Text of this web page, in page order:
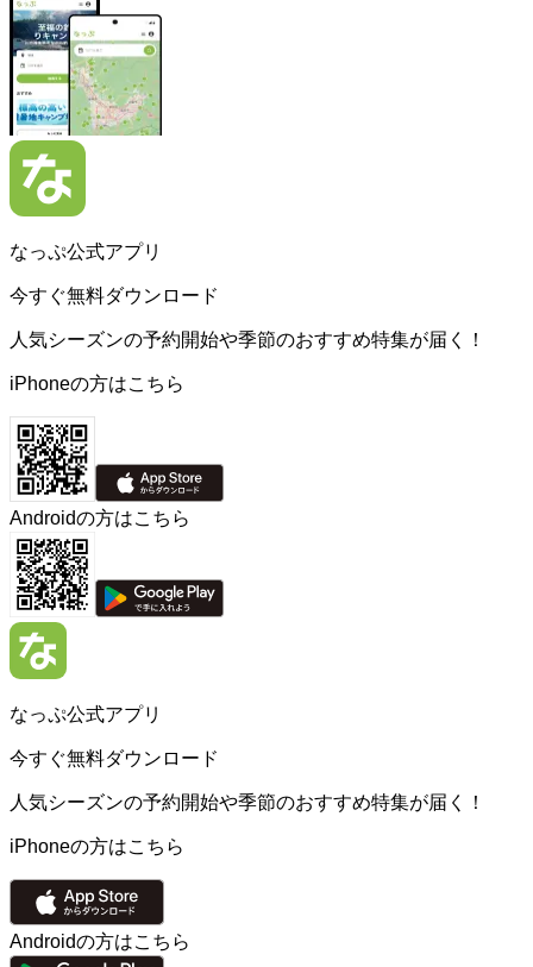
なっぷ公式アプリ
今すぐ無料ダウンロード
人気シーズンの予約開始や季節のおすすめ特集が届く！
iPhoneの方はこちら
Androidの方はこちら
なっぷ公式アプリ
今すぐ無料ダウンロード
人気シーズンの予約開始や季節のおすすめ特集が届く！
iPhoneの方はこちら
Androidの方はこちら